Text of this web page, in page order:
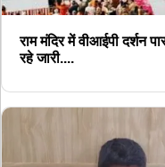
राम मंदिर में वीआईपी दर्शन
रहे जारी....